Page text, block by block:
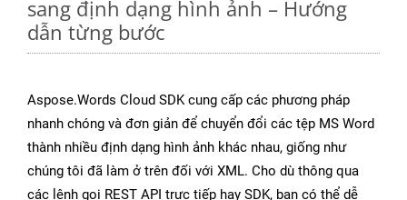
sang định dạng hình ảnh – Hướng
dẫn từng bước
Aspose.Words Cloud SDK cung cấp các phương pháp
nhanh chóng và đơn giản để chuyển đổi các tệp MS Word
thành nhiều định dạng hình ảnh khác nhau, giống như
chúng tôi đã làm ở trên đối với XML. Cho dù thông qua
các lệnh gọi REST API trực tiếp hay SDK, bạn có thể dễ